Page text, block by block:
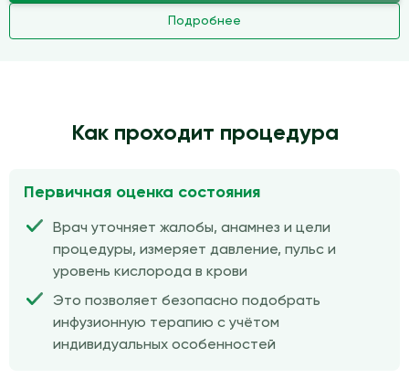
Подробнее
Как проходит процедура
Первичная оценка состояния
Врач уточняет жалобы, анамнез и цели
процедуры, измеряет давление, пульс и
уровень кислорода в крови
Это позволяет безопасно подобрать
инфузионную терапию с учётом
индивидуальных особенностей